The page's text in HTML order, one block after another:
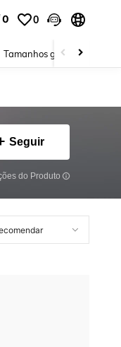
0 0
Tamanhos grandes
Seguir
do Produto